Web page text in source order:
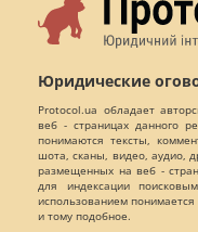
Юридические
Protocol.ua обладает
веб - страницах данного
понимаются тексты,
шота, сканы, видео, аудио,
размещенных на веб -
для индексации
использованием
и тому подобное.